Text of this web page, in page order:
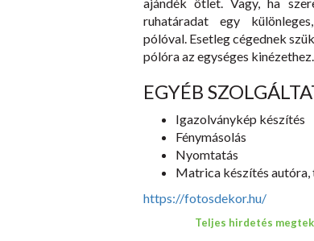
ruhatáradat egy
pólóval. Esetleg cégednek
pólóra az egységes kinézethez.
EGYÉB
Igazolványkép készítés
Fénymásolás
Nyomtatás
Matrica készítés autóra,
https://fotosdekor.hu/
Teljes hirdetés